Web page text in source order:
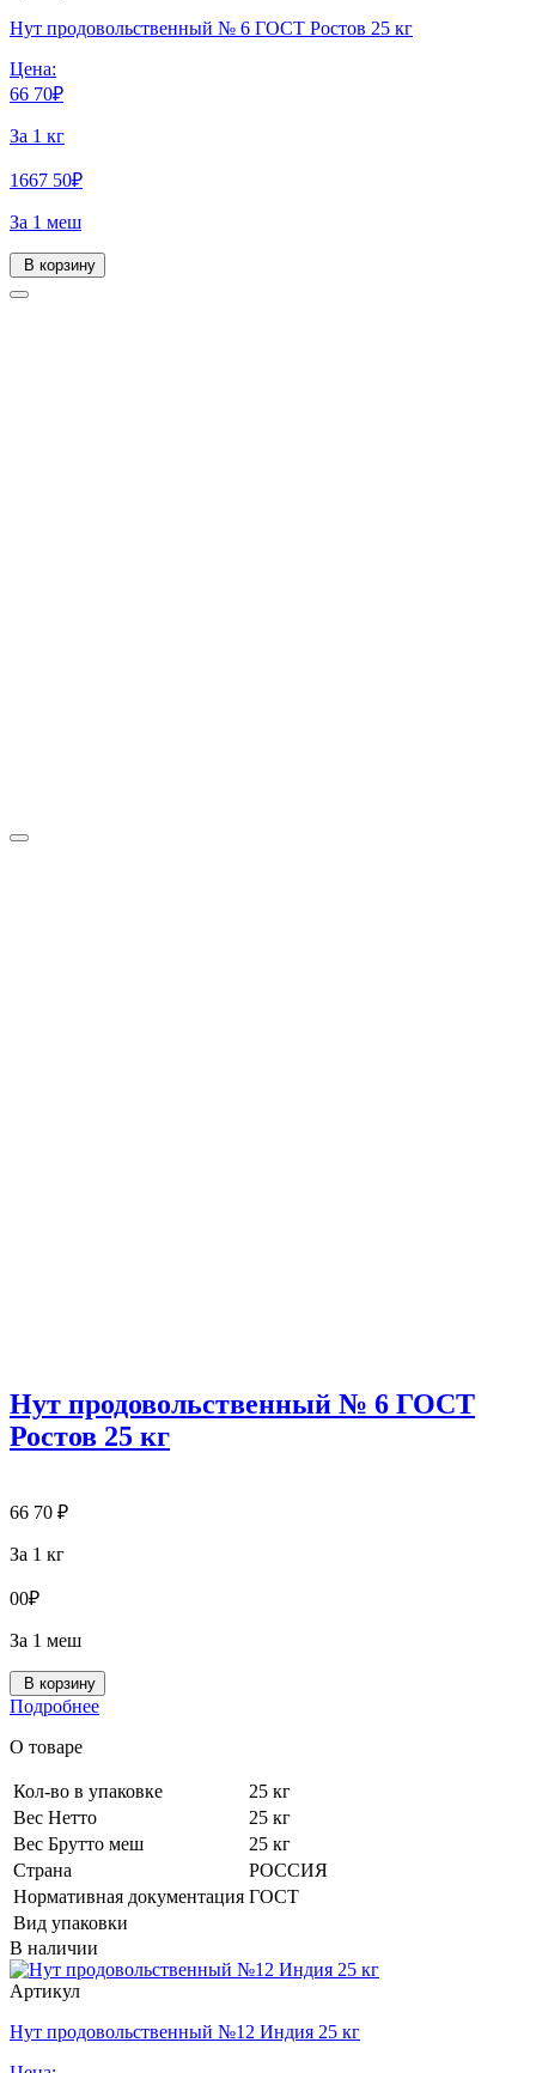
Нут продовольственный № 6 ГОСТ Ростов 25 кг
Цена:
66 70₽
За 1 кг
1667 50₽
За 1 меш
В корзину
Нут продовольственный № 6 ГОСТ
Ростов 25 кг
66 70 ₽
За 1 кг
00₽
За 1 меш
В корзину
Подробнее
О товаре
Кол-во в упаковке
25 кг
Вес Нетто
25 кг
Вес Брутто меш
25 кг
Страна
РОССИЯ
Нормативная документация ГОСТ
Вид упаковки
В наличии
Артикул
Нут продовольственный №12 Индия 25 кг